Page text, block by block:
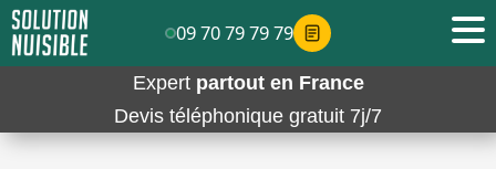
Expert partout en France
Devis téléphonique gratuit 7j/7
09 70 79 79 79